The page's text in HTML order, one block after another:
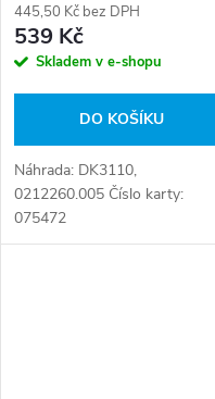
445,50 Kč bez DPH
539 Kč
Skladem v e-shopu
DO KOŠÍKU
Náhrada: DK3110,
0212260.005 Číslo karty:
075472